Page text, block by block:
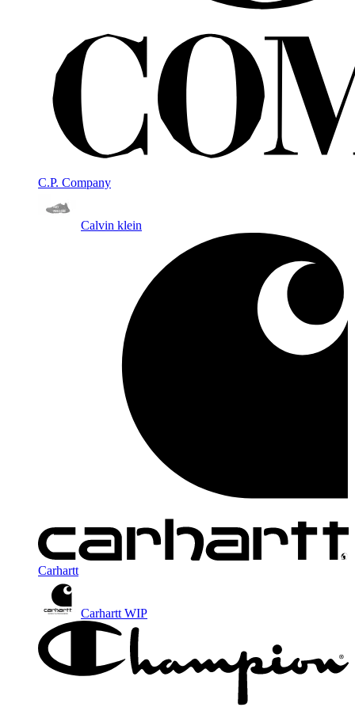
C.P. Company
Calvin klein
Carhartt
Carhartt WIP